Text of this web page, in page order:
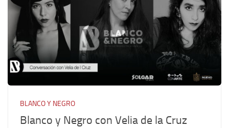
BLANCO Y NEGRO
Blanco y Negro con Velia de la Cruz